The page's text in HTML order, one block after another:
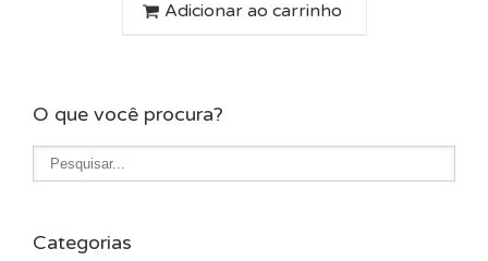
Adicionar ao carrinho
O que você procura?
Categorias